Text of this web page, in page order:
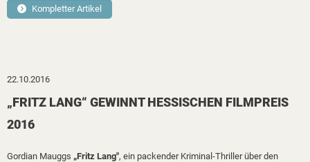
Kompletter Artikel
22.10.2016
„FRITZ LANG“ GEWINNT HESSISCHEN FILMPREIS
2016
Gordian Mauggs „Fritz Lang", ein packender Kriminal-Thriller über den